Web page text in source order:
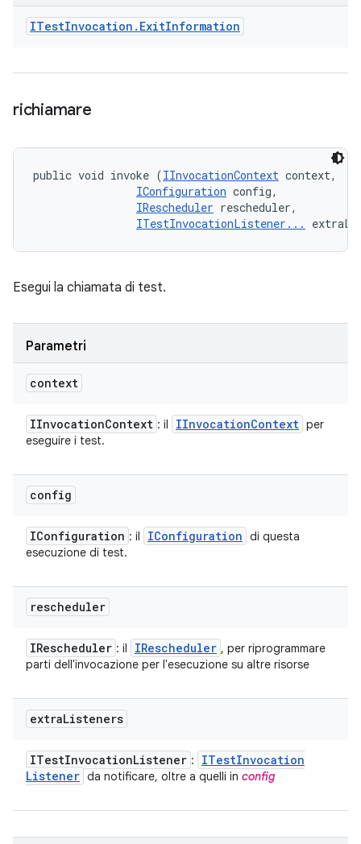
ITestInvocation . ExitInformation
richiamare
public void invoke (IInvocationContext context,
IConfiguration config,
IRescheduler rescheduler,
ITestInvocationListener...
Esegui la chiamata di test.
Parametri
context
IInvocationContext : il IInvocationContext per
eseguire i test.
config
IConfiguration : il IConfiguration di questa
esecuzione di test.
rescheduler
IRescheduler : il IRescheduler , per riprogrammare
parti dell'invocazione per l'esecuzione su altre risorse
extraListeners
ITestInvocationListener : ITestInvocation
Listener da notificare, oltre a quelli in config